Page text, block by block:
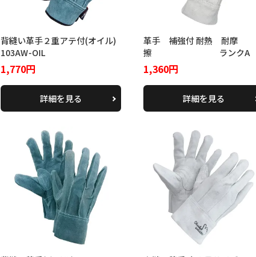
背縫い革手２重アテ付(オイル)
103AW-OIL
1,770円
詳細を見る
革手 補強付 耐熱 耐摩
擦 ランクA
1,360円
詳細を見る